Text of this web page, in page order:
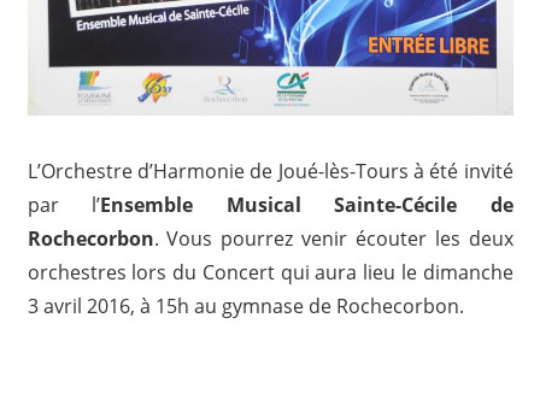
L’Orchestre d’Harmonie de Joué-lès-Tours à été invité
par l’Ensemble Musical Sainte-Cécile de
Rochecorbon. Vous pourrez venir écouter les deux
orchestres lors du Concert qui aura lieu le dimanche
3 avril 2016, à 15h au gymnase de Rochecorbon.